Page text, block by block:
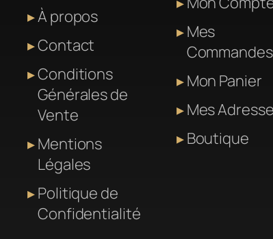
À propos
Contact
Conditions
Générales de
Vente
Mentions
Légales
Politique de
Confidentialité
Mes
Commandes
Mon Panier
Mes
Boutique